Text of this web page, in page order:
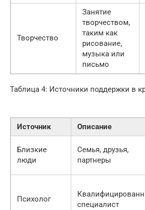
Творчество
Занятие
творчеством,
таким как
рисование,
музыка или
письмо
Таблица 4: Источники поддержки в
Источник Описание
Близкие
люди
Семья, друзья,
партнеры
Психолог
специалист